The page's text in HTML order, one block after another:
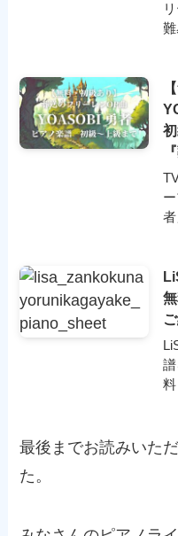
最後までお読みいた
た。